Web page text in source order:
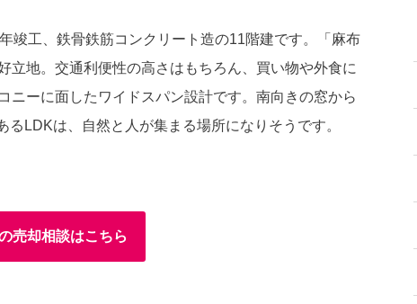
竣工、鉄骨鉄筋コンクリート造の11階建です。「麻布
立地。交通利便性の高さはもちろん、買い物や外食に
ニーに面したワイドスパン設計です。南向きの窓から
LDKは、自然と人が集まる場所になりそうです。
売却相談はこちら